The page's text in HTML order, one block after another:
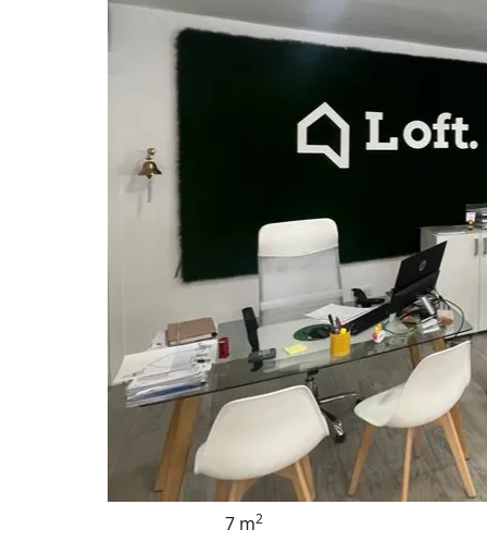
7 m2